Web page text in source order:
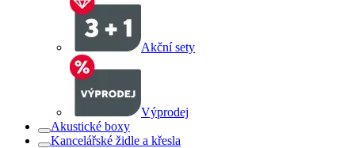
Akční sety
Výprodej
Akustické boxy
Kancelářské židle a křesla